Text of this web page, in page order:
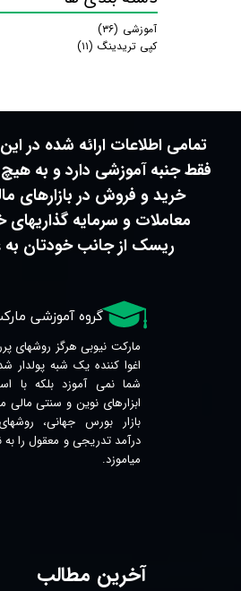
آموزشی (۳۶)
کپی تریدینگ (۱۱)
مارکت نیوبی هرگز روشهای
اغوا کننده یک شبه پولدار
شما نمی آموزد بلکه با
ابزارهای نوین و سنتی مالی
بازار بورس جهانی،
درآمد تدریجی و معقول را به
میاموزد.
​​​​​گروه آموزشی
آخرین مطالب
تمامی اطلاعات ارائه شده در
فقط جنبه آموزشی دارد و به
خرید و فروش در بازارهای
معاملات و سرمایه گذاریهای
ریسک از جانب خودتان به